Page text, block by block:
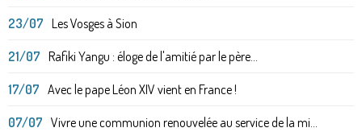
23/07 Les Vosges à Sion
21/07 Rafiki Yangu : éloge de l'amitié par le père...
17/07 Avec le pape Léon XIV vient en France !
07/07 Vivre une communion renouvelée au service de la mi...